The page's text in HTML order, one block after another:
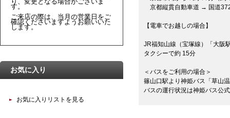
京都縦貫自動車道 → 国道
【電車でお越しの場合】
JR福知山線（宝塚線）「大阪
タクシーで約 15分
＜バスをご利用の場合＞
篠山口駅より神姫バス「草山
バスの運行状況は神姫バス公
す。
ご来店の際は、当月の営業日をご
確認くださいますようお願いいた
します。
お気に入り
お気に入りリストを見る